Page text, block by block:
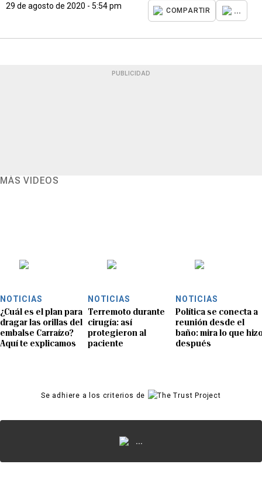
29 de agosto de 2020 - 5:54 pm
COMPARTIR ...
PUBLICIDAD
MÁS VIDEOS
NOTICIAS
¿Cuál es el plan para
dragar las orillas del
embalse Carraízo?
Aquí te explicamos
NOTICIAS
Terremoto durante
cirugía: así
protegieron al
paciente
NOTICIAS
Política se conecta a
reunión desde el
baño: mira lo que
después
Se adhiere a los criterios de
...